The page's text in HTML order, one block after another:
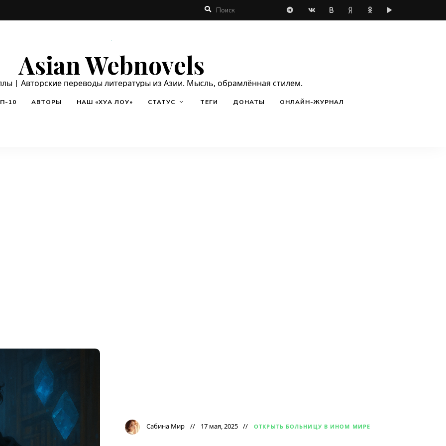
Asian Webnovels
| Авторские переводы литературы из Азии. Мысль, обрамлённая стилем.
10 АВТОРЫ НАШ «ХУА ЛОУ» СТАТУС ТЕГИ ДОНАТЫ ОНЛАЙН-ЖУРНАЛ
Сабина Мир 17 мая, 2025 ОТКРЫТЬ БОЛЬНИЦУ В ИНОМ МИРЕ